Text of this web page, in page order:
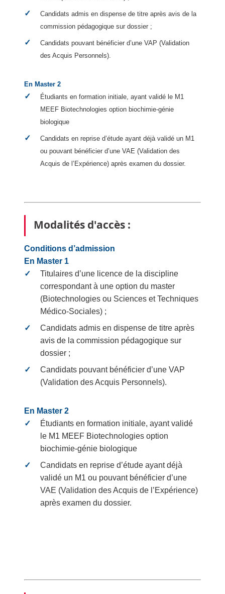
Candidats admis en dispense de titre après avis de la
commission pédagogique sur dossier ;
Candidats pouvant bénéficier d’une VAP (Validation
des Acquis Personnels).
En Master 2
Étudiants en formation initiale, ayant validé le M1
MEEF Biotechnologies option biochimie-génie
biologique
Candidats en reprise d’étude ayant déjà validé un M1
ou pouvant bénéficier d’une VAE (Validation des
Acquis de l’Expérience) après examen du dossier.
Modalités d'accès :
Conditions d’admission
En Master 1
Titulaires d’une licence de la discipline
correspondant à une option du master
(Biotechnologies ou Sciences et Techniques
Médico-Sociales) ;
Candidats admis en dispense de titre après
avis de la commission pédagogique sur
dossier ;
Candidats pouvant bénéficier d’une VAP
(Validation des Acquis Personnels).
En Master 2
Étudiants en formation initiale, ayant validé
le M1 MEEF Biotechnologies option
biochimie-génie biologique
Candidats en reprise d’étude ayant déjà
validé un M1 ou pouvant bénéficier d’une
VAE (Validation des Acquis de l’Expérience)
après examen du dossier.